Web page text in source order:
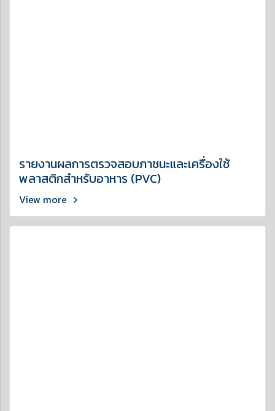
รายงานผลการตรวจสอบภาชนะและเครื่องใช้
พลาสติกสำหรับอาหาร (PVC)
View more